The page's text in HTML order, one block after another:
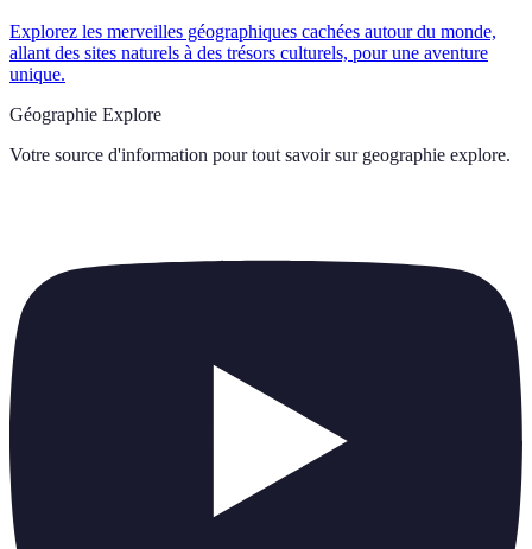
Explorez les merveilles géographiques cachées autour du monde,
allant des sites naturels à des trésors culturels, pour une aventure
unique.
Géographie Explore
Votre source d'information pour tout savoir sur geographie explore.